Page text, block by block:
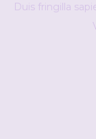
Duis fringilla